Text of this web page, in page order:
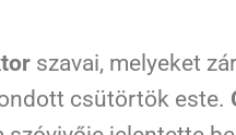
szavai, melyeket
csütörtök este.